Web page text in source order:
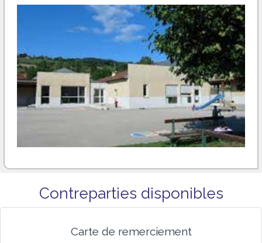
Contreparties disponibles
Carte de remerciement